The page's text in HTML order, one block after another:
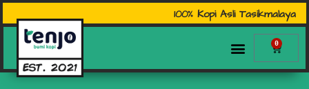
100% Kopi Asli Tasikmalaya
0